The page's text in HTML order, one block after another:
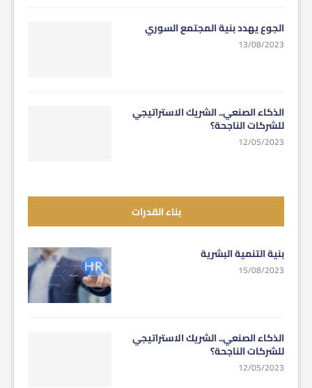
الجوع يهدد بنية المجتمع السوري
13/08/2023
الذكاء الصنعي.. الشريك الاستراتيجي
للشركات الناجحة؟
12/05/2023
بناء القدرات
بنية التنمية البشرية
15/08/2023
الذكاء الصنعي.. الشريك الاستراتيجي
للشركات الناجحة؟
12/05/2023